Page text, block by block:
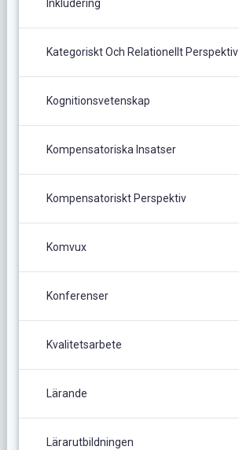
Inkludering
Kategoriskt Och Relationellt Perspektiv
Kognitionsvetenskap
Kompensatoriska Insatser
Kompensatoriskt Perspektiv
Komvux
Konferenser
Kvalitetsarbete
Lärande
Lärarutbildningen